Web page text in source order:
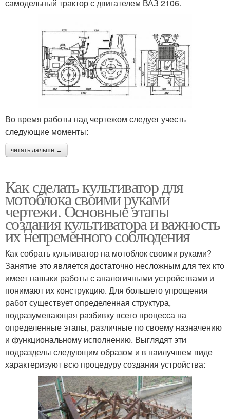
самодельный трактор с двигателем ВАЗ 2106.
Во время работы над чертежом следует учесть
следующие моменты:
читать дальше →
Как сделать культиватор для
мотоблока своими руками
чертежи. Основные этапы
создания культиватора и важность
их непременного соблюдения
Как собрать культиватор на мотоблок своими руками?
Занятие это является достаточно несложным для тех кто
имеет навыки работы с аналогичными устройствами и
понимают их конструкцию. Для большего упрощения
работ существует определенная структура,
подразумевающая разбивку всего процесса на
определенные этапы, различные по своему назначению
и функциональному исполнению. Выглядят эти
подразделы следующим образом и в наилучшем виде
характеризуют всю процедуру создания устройства: